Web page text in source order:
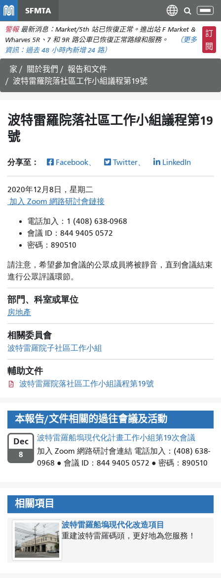
主
要
SFMTA
切
換
導
航
警報 最新消息：Market/5th 站已恢復正常。進出站 F Market &
Wharves 5R、7 和 9R 路公車已恢復正常路線和服務。
（更多
資訊： 過去 48 小時內新增 24 路）
訂
閱
家 關於我們
報告和文件
波特雷羅院落社區工作小組議程第19號
波特雷羅院落社區工作小組議程第19
號
分享至： Facebook、 Twitter、 LinkedIn
2020年12月8日，星期二
加入 Zoom 網路研討會鏈接
電話加入：1 (408) 638-0968
會議 ID：844 9405 0572
密碼：890510
請注意，希望參加會議的公眾成員將被靜音，直到會議結束
進行公眾評議環節。
部門、科室或單位
房地產
相關委員會
波特雷羅院子社區工作小組
輔助文件
波特雷羅院落社區工作小組議程第19號
本報告/文件相關的過往會議及活動
Dec
8
波特雷羅船塢現代化計畫工作小組第19次會議
加入 Zoom 網路研討會連結 電話加入：(408) 638-
0968 ● 會議 ID：844 9405 0572 ● 密碼：890510
相關項目
波特雷羅船塢現代化改造項目
重建波特雷羅碼頭，更好地為您服務！